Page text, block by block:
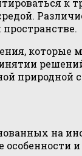
которые
природной
на